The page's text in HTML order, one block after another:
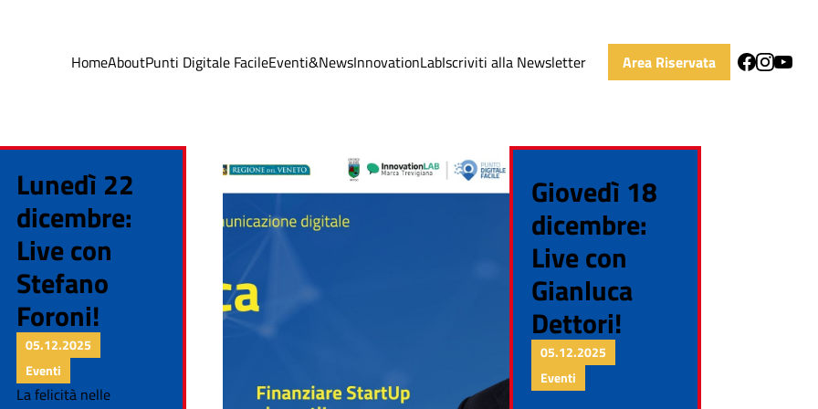
HomeAboutPunti Digitale FacileEventi&NewsInnovationLabIscriviti alla Newsletter Area Riservata
Lunedì 22
dicembre:
Live con
Stefano
Foroni!
05.12.2025
Eventi
La felicità nelle
Giovedì 18
dicembre:
Live con
Gianluca
Dettori!
05.12.2025
Eventi